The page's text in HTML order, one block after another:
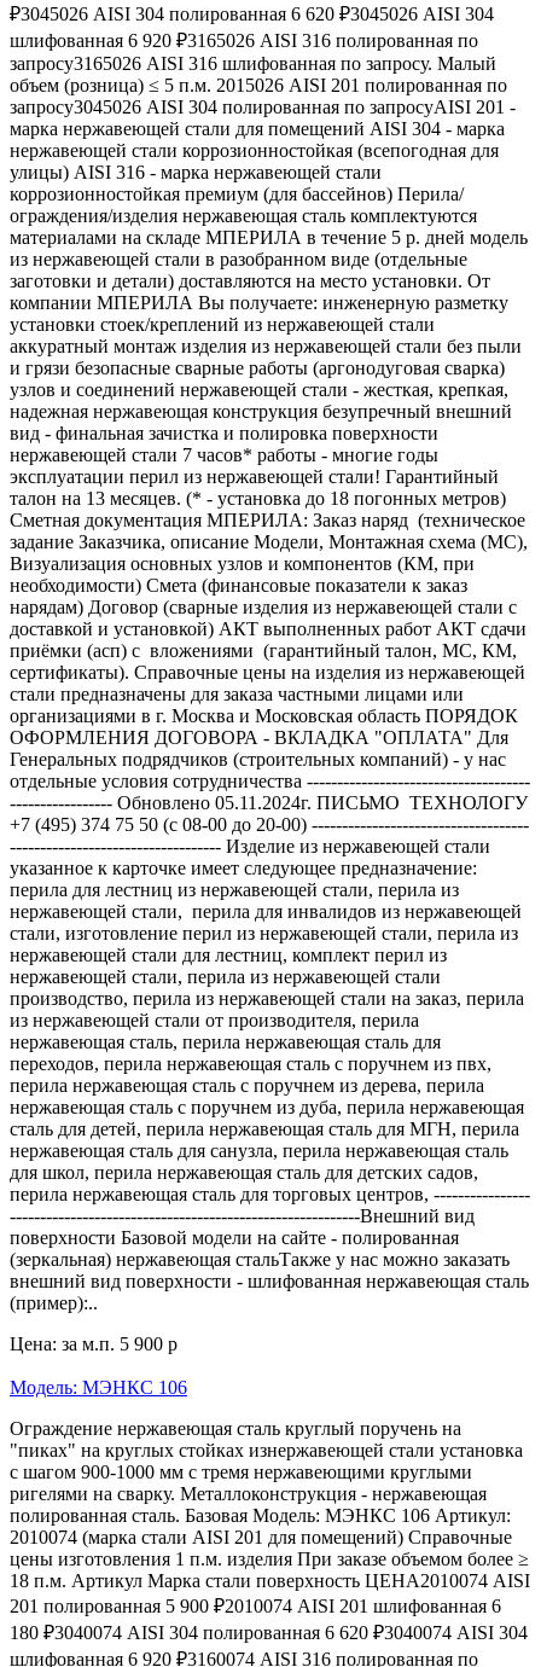
₽3045026 AISI 304 полированная 6 620 ₽3045026 AISI 304
шлифованная 6 920 ₽3165026 AISI 316 полированная по
запросу3165026 AISI 316 шлифованная по запросу. Малый
объем (розница) ≤ 5 п.м. 2015026 AISI 201 полированная по
запросу3045026 AISI 304 полированная по запросуAISI 201 -
марка нержавеющей стали для помещений AISI 304 - марка
нержавеющей стали коррозионностойкая (всепогодная для
улицы) AISI 316 - марка нержавеющей стали
коррозионностойкая премиум (для бассейнов) Перила/
ограждения/изделия нержавеющая сталь комплектуются
материалами на складе МПЕРИЛА в течение 5 р. дней модель
из нержавеющей стали в разобранном виде (отдельные
заготовки и детали) доставляются на место установки. От
компании МПЕРИЛА Вы получаете: инженерную разметку
установки стоек/креплений из нержавеющей стали
аккуратный монтаж изделия из нержавеющей стали без пыли
и грязи безопасные сварные работы (аргонодуговая сварка)
узлов и соединений нержавеющей стали - жесткая, крепкая,
надежная нержавеющая конструкция безупречный внешний
вид - финальная зачистка и полировка поверхности
нержавеющей стали 7 часов* работы - многие годы
эксплуатации перил из нержавеющей стали! Гарантийный
талон на 13 месяцев. (* - установка до 18 погонных метров)
Сметная документация МПЕРИЛА: Заказ наряд (техническое
задание Заказчика, описание Модели, Монтажная схема (МС),
Визуализация основных узлов и компонентов (КМ, при
необходимости) Смета (финансовые показатели к заказ
нарядам) Договор (сварные изделия из нержавеющей стали с
доставкой и установкой) АКТ выполненных работ АКТ сдачи
приёмки (асп) с вложениями (гарантийный талон, МС, КМ,
сертификаты). Справочные цены на изделия из нержавеющей
стали предназначены для заказа частными лицами или
организациями в г. Москва и Московская область ПОРЯДОК
ОФОРМЛЕНИЯ ДОГОВОРА - ВКЛАДКА "ОПЛАТА" Для
Генеральных подрядчиков (строительных компаний) - у нас
отдельные условия сотрудничества -------------------------------------
----------------- Обновлено 05.11.2024г. ПИСЬМО ТЕХНОЛОГУ
+7 (495) 374 75 50 (с 08-00 до 20-00) ------------------------------------
----------------------------------- Изделие из нержавеющей стали
указанное к карточке имеет следующее предназначение:
перила для лестниц из нержавеющей стали, перила из
нержавеющей стали, перила для инвалидов из нержавеющей
стали, изготовление перил из нержавеющей стали, перила из
нержавеющей стали для лестниц, комплект перил из
нержавеющей стали, перила из нержавеющей стали
производство, перила из нержавеющей стали на заказ, перила
из нержавеющей стали от производителя, перила
нержавеющая сталь, перила нержавеющая сталь для
переходов, перила нержавеющая сталь с поручнем из пвх,
перила нержавеющая сталь с поручнем из дерева, перила
нержавеющая сталь с поручнем из дуба, перила нержавеющая
сталь для детей, перила нержавеющая сталь для МГН, перила
нержавеющая сталь для санузла, перила нержавеющая сталь
для школ, перила нержавеющая сталь для детских садов,
перила нержавеющая сталь для торговых центров, ----------------
----------------------------------------------------------Внешний вид
поверхности Базовой модели на сайте - полированная
(зеркальная) нержавеющая стальТакже у нас можно заказать
внешний вид поверхности - шлифованная нержавеющая сталь
(пример):..
Цена: за м.п. 5 900 р
Модель: МЭНКС 106
Ограждение нержавеющая сталь круглый поручень на
"пиках" на круглых стойках изнержавеющей стали установка
с шагом 900-1000 мм с тремя нержавеющими круглыми
ригелями на сварку. Металлоконструкция - нержавеющая
полированная сталь. Базовая Модель: МЭНКС 106 Артикул:
2010074 (марка стали AISI 201 для помещений) Справочные
цены изготовления 1 п.м. изделия При заказе объемом более ≥
18 п.м. Артикул Марка стали поверхность ЦЕНА2010074 AISI
201 полированная 5 900 ₽2010074 AISI 201 шлифованная 6
180 ₽3040074 AISI 304 полированная 6 620 ₽3040074 AISI 304
шлифованная 6 920 ₽3160074 AISI 316 полированная по